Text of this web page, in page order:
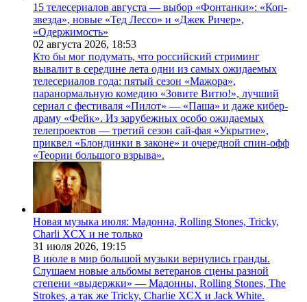
15 телесериалов августа — выбор «Фонтанки»: «Коп-
звезда», новые «Тед Лессо» и «Джек Ричер»,
«Одержимость»
02 августа 2026, 18:53
Кто бы мог подумать, что российский стриминг
вывалит в середине лета одни из самых ожидаемых
телесериалов года: пятый сезон «Мажора»,
паранормальную комедию «Зовите Витю!», лучший
сериал с фестиваля «Пилот» — «Паша» и даже кибер-
драму «Фейк». Из зарубежных особо ожидаемых
телепроектов — третий сезон сай-фая «Укрытие»,
приквел «Блондинки в законе» и очередной спин-офф
«Теории большого взрыва».
Новая музыка июля: Мадонна, Rolling Stones, Tricky,
Charli XCX и не только
31 июля 2026, 19:15
В июле в мир большой музыки вернулись гранды.
Слушаем новые альбомы ветеранов сцены разной
степени «выдержки» — Мадонны, Rolling Stones, The
Strokes, а так же Tricky, Charlie XCX и Jack White.